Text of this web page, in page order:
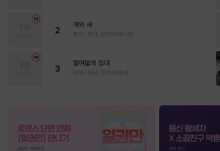
2
개와 새
정각 / 정각, (원작)박하사탕
3
열여덟의 침대
자태 / 청담, (원작)문슬로